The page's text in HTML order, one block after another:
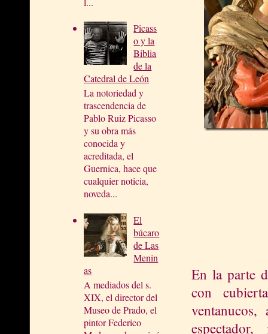
Picass
o y la
Biblia
de la
Catedral de León
La notoriedad y
trascendencia de
Pablo Ruiz Picasso
y su obra más
conocida y
acreditada, el
Guernica, hace que
cualquier noticia,
noveda...
El
búcaro
de Las
Menin
as
A mediados del s.
XIX, el director del
Museo de Prado, el
pintor Federico
En la parte
con